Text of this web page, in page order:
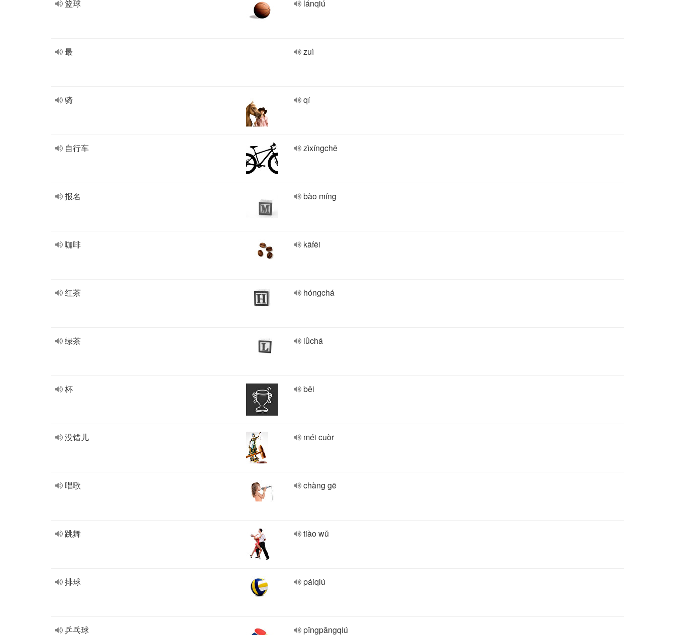
篮球 lánqiú
最 zuì
骑 qí
自行车 zìxíngchē
报名 bào míng
咖啡 kāfēi
红茶 hóngchá
绿茶 lǜchá
杯 bēi
没错儿 méi cuòr
唱歌 chàng gē
跳舞 tiào wǔ
排球 páiqiú
乒乓球 pīngpāngqiú